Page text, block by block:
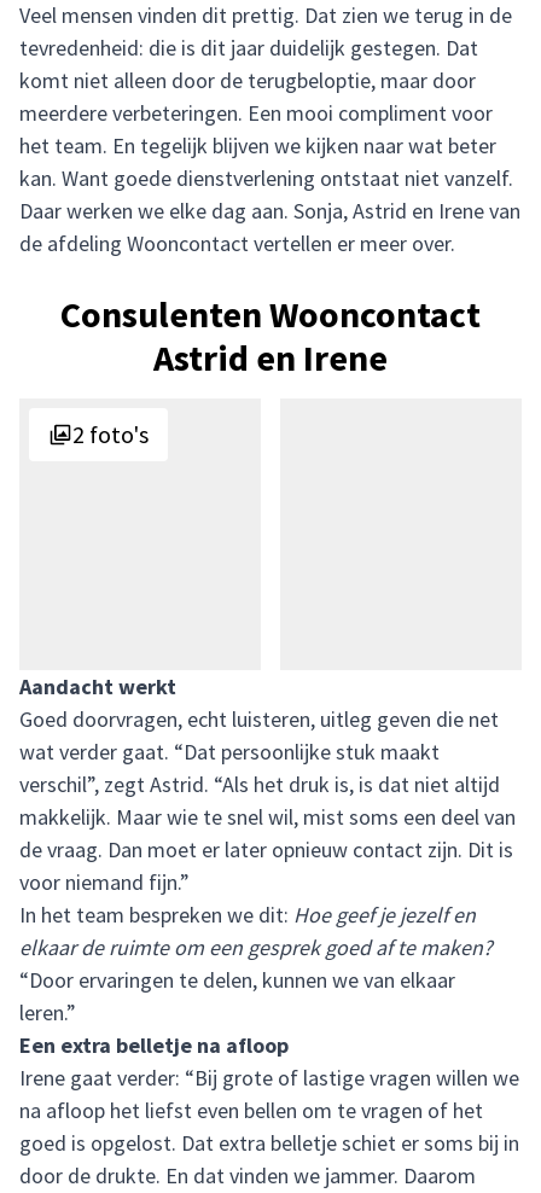
Veel mensen vinden dit prettig. Dat zien we terug in de
tevredenheid: die is dit jaar duidelijk gestegen. Dat
komt niet alleen door de terugbeloptie, maar door
meerdere verbeteringen. Een mooi compliment voor
het team. En tegelijk blijven we kijken naar wat beter
kan. Want goede dienstverlening ontstaat niet vanzelf.
Daar werken we elke dag aan. Sonja, Astrid en Irene van
de afdeling Wooncontact vertellen er meer over.
Consulenten Wooncontact
Astrid en Irene
2 foto's
Aandacht werkt
Goed doorvragen, echt luisteren, uitleg geven die net
wat verder gaat. “Dat persoonlijke stuk maakt
verschil”, zegt Astrid. “Als het druk is, is dat niet altijd
makkelijk. Maar wie te snel wil, mist soms een deel van
de vraag. Dan moet er later opnieuw contact zijn. Dit is
voor niemand fijn.”
In het team bespreken we dit: Hoe geef je jezelf en
elkaar de ruimte om een gesprek goed af te maken?
“Door ervaringen te delen, kunnen we van elkaar
leren.”
Een extra belletje na afloop
Irene gaat verder: “Bij grote of lastige vragen willen we
na afloop het liefst even bellen om te vragen of het
goed is opgelost. Dat extra belletje schiet er soms bij in
door de drukte. En dat vinden we jammer. Daarom